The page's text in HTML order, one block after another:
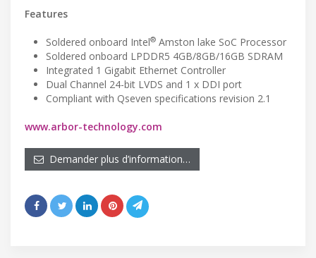
Features
Soldered onboard Intel® Amston lake SoC Processor
Soldered onboard LPDDR5 4GB/8GB/16GB SDRAM
Integrated 1 Gigabit Ethernet Controller
Dual Channel 24-bit LVDS and 1 x DDI port
Compliant with Qseven specifications revision 2.1
www.arbor-technology.com
Demander plus d’information…